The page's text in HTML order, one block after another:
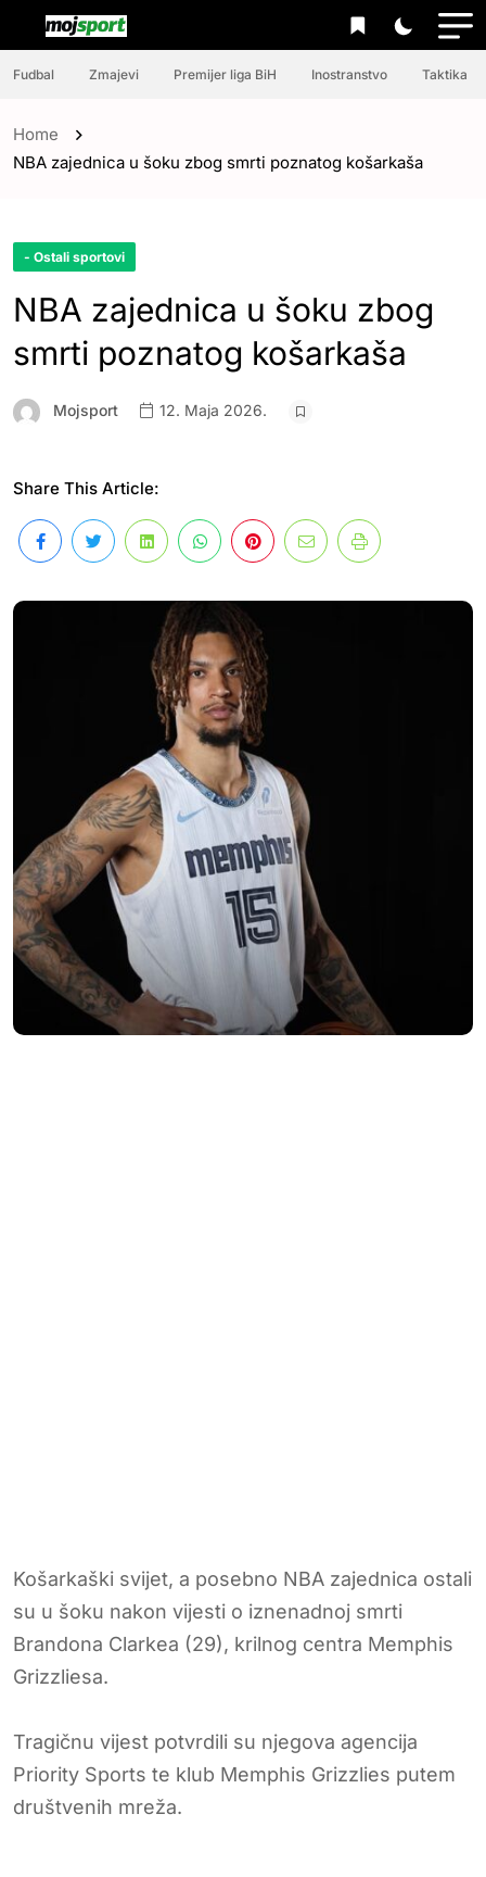
Fudbal Zmajevi Premijer liga BiH Inostranstvo Taktika
Home
NBA zajednica u šoku zbog smrti poznatog košarkaša
- Ostali sportovi
NBA zajednica u šoku zbog
smrti poznatog košarkaša
Mojsport 12. Maja 2026.
Share This Article:
Košarkaški svijet, a posebno NBA zajednica ostali
su u šoku nakon vijesti o iznenadnoj smrti
Brandona Clarkea (29), krilnog centra Memphis
Grizzliesa.
Tragičnu vijest potvrdili su njegova agencija
Priority Sports te klub Memphis Grizzlies putem
društvenih mreža.